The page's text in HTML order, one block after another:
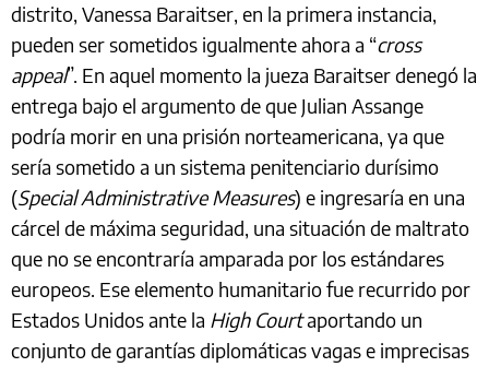
distrito, Vanessa Baraitser, en la primera instancia,
pueden ser sometidos igualmente ahora a “cross
appeal”. En aquel momento la jueza Baraitser denegó la
entrega bajo el argumento de que Julian Assange
podría morir en una prisión norteamericana, ya que
sería sometido a un sistema penitenciario durísimo
(Special Administrative Measures) e ingresaría en una
cárcel de máxima seguridad, una situación de maltrato
que no se encontraría amparada por los estándares
europeos. Ese elemento humanitario fue recurrido por
Estados Unidos ante la High Courtaportando un
conjunto de garantías diplomáticas vagas e imprecisas